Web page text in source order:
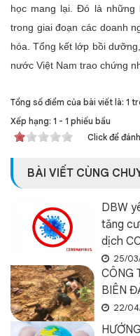
học mang lại. Đó là
trong giai đoạn các doanh
hóa. Tổng kết lớp bồi
nước Việt Nam trao chứng
Tổng số điểm của bài viết là: 1
Xếp hạng: 1 - 1 phiếu bầu
Click để
BÀI VIẾT CÙNG
DBW
tăng
dịch
25/
CÔNG
BIÊN
22/